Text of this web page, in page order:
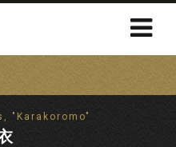
"Karakoromo"